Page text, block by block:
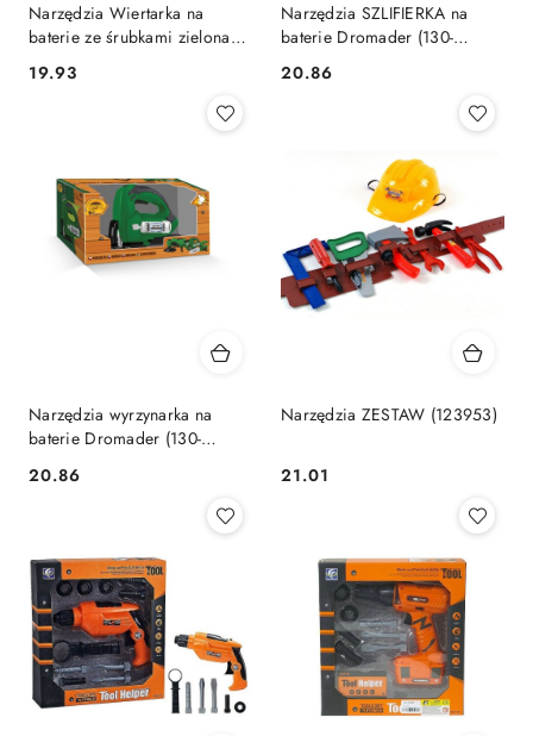
Narzędzia Wiertarka na
baterie ze śrubkami zielona
Lean (12147)
Cena:
19.93
Narzędzia SZLIFIERKA na
baterie Dromader (130-
02887)
Cena:
20.86
Narzędzia wyrzynarka na
baterie Dromader (130-
Cena:
20.86
Narzędzia ZESTAW (123953)
Cena:
21.01